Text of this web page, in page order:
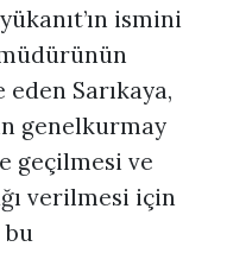
ismini
Sarıkaya,
genelkurmay
geçilmesi ve
verilmesi için
bu